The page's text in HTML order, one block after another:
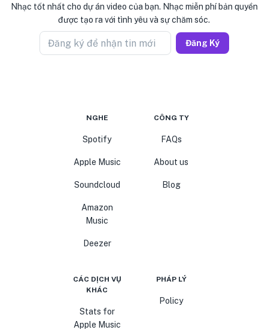
Nhạc tốt nhất cho dự án video của bạn. Nhạc miễn phí bản quyền
được tạo ra với tình yêu và sự chăm sóc.
Đăng ký để nhận tin mới Đăng Ký
NGHE
Spotify
Apple Music
Soundcloud
Amazon
Music
Deezer
CÔNG TY
FAQs
About us
Blog
CÁC DỊCH VỤ
KHÁC
Stats for
Apple Music
PHÁP LÝ
Policy